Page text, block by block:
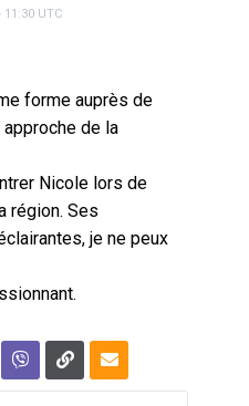
11:30 UTC
forme auprès de
de la
Nicole lors de
région. Ses
je ne peux